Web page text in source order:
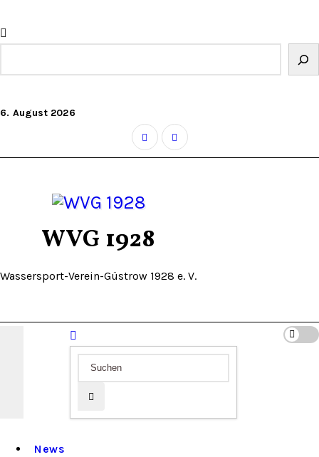
Inhalt
springen
6. August 2026
WVG 1928
Wassersport-Verein-Güstrow 1928 e. V.
News